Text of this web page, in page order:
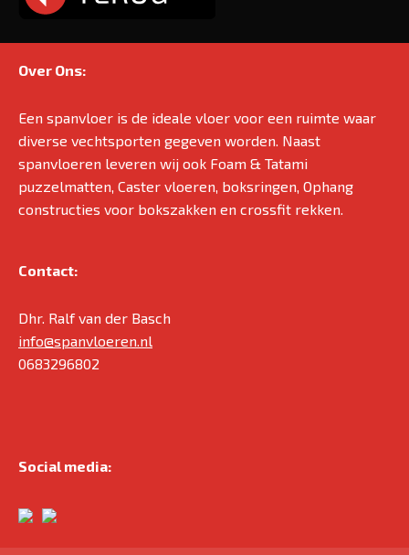
Over Ons:
Een spanvloer is de ideale vloer voor een ruimte waar
diverse vechtsporten gegeven worden. Naast
spanvloeren leveren wij ook Foam & Tatami
puzzelmatten, Caster vloeren, boksringen, Ophang
constructies voor bokszakken en crossfit rekken.
Contact:
Dhr. Ralf van der Basch
info@spanvloeren.nl
0683296802
Social media: